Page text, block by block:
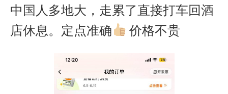
中国人多地大，走累了直接打车回酒
店休息。定点准确
价格不贵